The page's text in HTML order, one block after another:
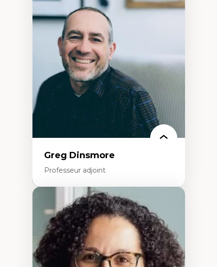
Pédagogies critiques et justice sociale
Éthique relationnelle et sollicitude en
éducation
Décolonisation et autochtonisation de la
formation à l’enseignement
Littératie et didactique du français
Éducation inclusive
Formation à l’enseignement en contexte
francophone minoritaire
Identité linguistique et culturelle
Recherche-action et approches
participatives
Leadership éducatif et pratiques réflexives
Éducation durable et bien-être en
Greg Dinsmore
Professeur adjoint
Expertises
Fragmentation des auditoires médiatiques
Analyse multi-plateforme des auditoires
médiatiques
Analyse des comportements numériques à
travers les données massives et l’IA
Recherche quantitative et qualitative sur
les auditoires médiatiques